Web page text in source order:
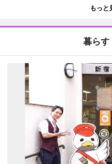
もっと
暮らす